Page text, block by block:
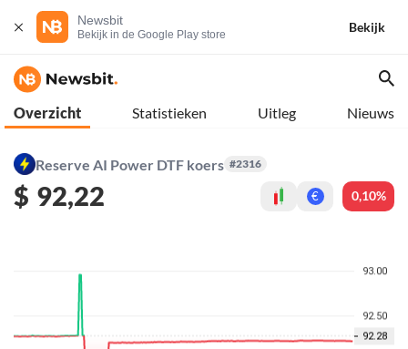
Newsbit
Bekijk in de Google Play store
Bekijk
Overzicht Statistieken Uitleg Nieuws
Reserve AI Power DTF koers #2316
$ 92,22 € 0,10%